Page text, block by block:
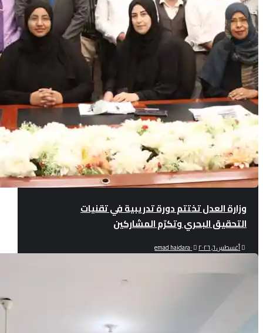
وزارة العدل تختتم دورة تدريبية في تقنيات
التحقيق البحري وتكرّم المشاركين
أغسطس ٦, ٢٠٢٦ emad haidara٠